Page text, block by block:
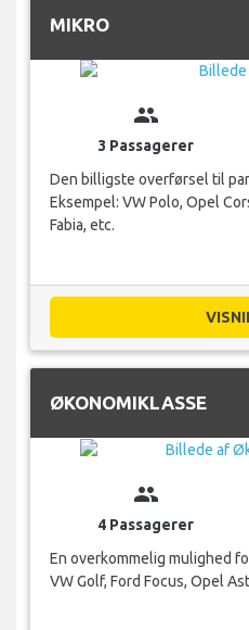
MIKRO
group
3 Passagerer
Den billigste overførsel til
Eksempel: VW Polo, Opel
Fabia, etc.
ØKONOMIKLASSE
group
4 Passagerer
En overkommelig mulighed
VW Golf, Ford Focus, Opel